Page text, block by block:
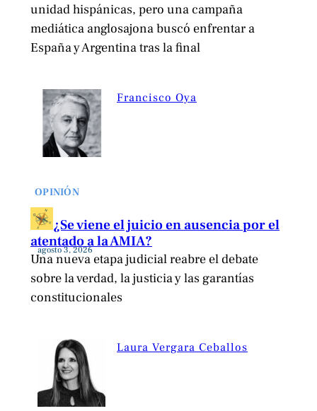
unidad hispánicas, pero una campaña
mediática anglosajona buscó enfrentar a
España y Argentina tras la final
Francisco Oya
OPINIÓN
¿Se viene el juicio en ausencia por el
atentado a la AMIA?
agosto 3, 2026
Una nueva etapa judicial reabre el debate
sobre la verdad, la justicia y las garantías
constitucionales
Laura Vergara Ceballos